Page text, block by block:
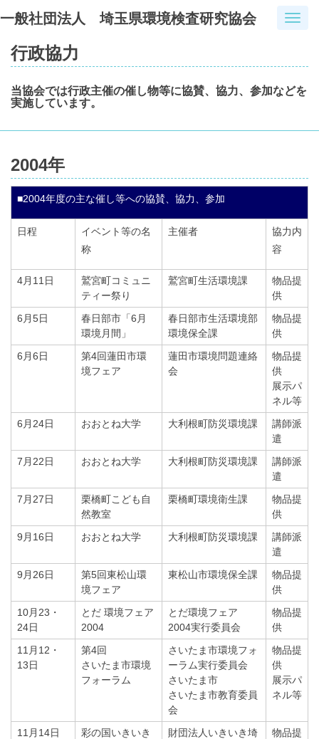
一般社団法人 埼玉県環境検査研究協会
T
g
e
a
o
行政協力
当協会では行政主催の催し物等に協賛、協力、参加などを
実施しています。
2004年
■2004年度の主な催し等への協賛、協力、参加
日程
イベント等の名
称
主催者
協力内
容
4月11日
鷲宮町コミュニ
ティー祭り
鷲宮町生活環境課
物品提
供
6月5日
春日部市「6月
環境月間」
春日部市生活環境部
環境保全課
物品提
供
6月6日
第4回蓮田市環
境フェア
蓮田市環境問題連絡
会
物品提
供
展示パ
ネル等
6月24日
おおとね大学 大利根町防災環境課
講師派
遣
7月22日
おおとね大学 大利根町防災環境課
講師派
遣
7月27日
栗橋町こども自
然教室
栗橋町環境衛生課
物品提
供
9月16日
おおとね大学 大利根町防災環境課
講師派
遣
9月26日
第5回東松山環
境フェア
東松山市環境保全課
物品提
供
10月23・
24日
とだ 環境フェア
2004
とだ環境フェア
2004実行委員会
物品提
供
11月12・
13日
第4回
さいたま市環境
フォーラム
さいたま市環境フォ
ーラム実行委員会
さいたま市
さいたま市教育委員
会
物品提
供
展示パ
ネル等
11月14日
彩の国いきいき
財団法人いきいき埼
物品提